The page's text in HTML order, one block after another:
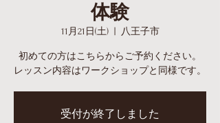
体験
11月21日(土)
  |
八王子市
初めての方はこちらからご予約ください。
レッスン内容はワークショップと同様です。
受付が終了しました